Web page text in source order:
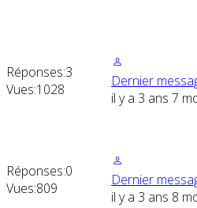
Réponses:3
Vues:1028 Dernier
il y a 3 ans 7
Réponses:0
Vues:809 Dernier
il y a 3 ans 8